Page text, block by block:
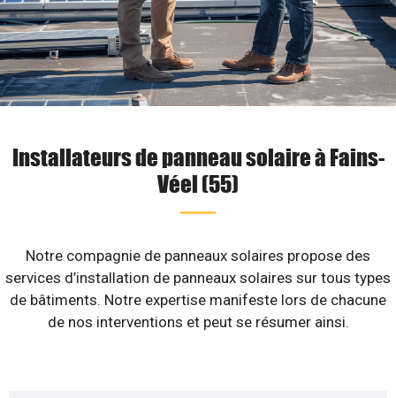
Installateurs de panneau solaire à Fains-
Véel (55)
Notre compagnie de panneaux solaires propose des
services d’installation de panneaux solaires sur tous types
de bâtiments. Notre expertise manifeste lors de chacune
de nos interventions et peut se résumer ainsi.